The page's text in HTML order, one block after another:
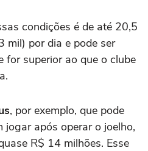
condições é de até 20,5
mil) por dia e pode ser
for superior ao que o clube
, por exemplo, que pode
jogar após operar o joelho,
R$ 14 milhões. Esse